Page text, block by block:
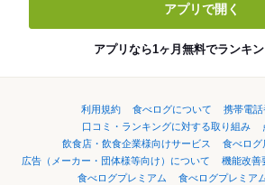
アプリで開く
アプリなら1ヶ月無料でランキン
利用規約 食べログについて
携帯電
口コミ・ランキングに対する取り組み
飲食店・飲食企業様向けサービス
食べログ
広告（メーカー・団体様等向け）について
機能改善
食べログプレミアム
食べログプレミア